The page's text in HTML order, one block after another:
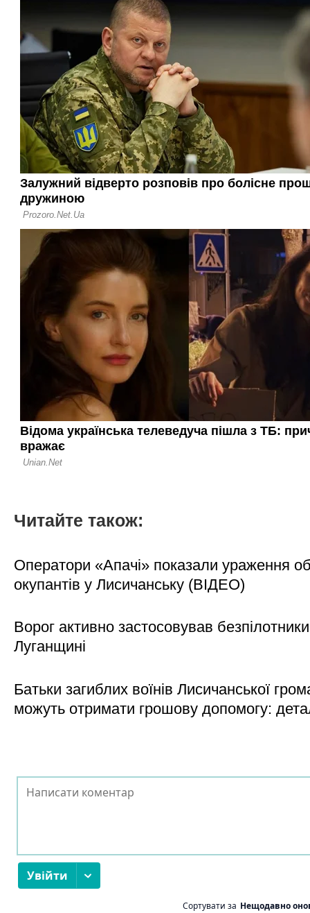
Читайте також:
Оператори «Апачі» показали ураження
окупантів у Лисичанську (ВІДЕО)
Ворог активно застосовував
Луганщині
Батьки загиблих воїнів Лисичанської
можуть отримати грошову допомогу: